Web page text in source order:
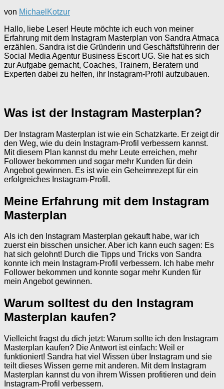
von MichaelKotzur
Hallo, liebe Leser! Heute möchte ich euch von meiner
Erfahrung mit dem Instagram Masterplan von Sandra Atmaca
erzählen. Sandra ist die Gründerin und Geschäftsführerin der
Social Media Agentur Business Escort UG. Sie hat es sich
zur Aufgabe gemacht, Coaches, Trainern, Beratern und
Experten dabei zu helfen, ihr Instagram-Profil aufzubauen.
Was ist der Instagram Masterplan?
Der Instagram Masterplan ist wie ein Schatzkarte. Er zeigt dir
den Weg, wie du dein Instagram-Profil verbessern kannst.
Mit diesem Plan kannst du mehr Leute erreichen, mehr
Follower bekommen und sogar mehr Kunden für dein
Angebot gewinnen. Es ist wie ein Geheimrezept für ein
erfolgreiches Instagram-Profil.
Meine Erfahrung mit dem Instagram
Masterplan
Als ich den Instagram Masterplan gekauft habe, war ich
zuerst ein bisschen unsicher. Aber ich kann euch sagen: Es
hat sich gelohnt! Durch die Tipps und Tricks von Sandra
konnte ich mein Instagram-Profil verbessern. Ich habe mehr
Follower bekommen und konnte sogar mehr Kunden für
mein Angebot gewinnen.
Warum solltest du den Instagram
Masterplan kaufen?
Vielleicht fragst du dich jetzt: Warum sollte ich den Instagram
Masterplan kaufen? Die Antwort ist einfach: Weil er
funktioniert! Sandra hat viel Wissen über Instagram und sie
teilt dieses Wissen gerne mit anderen. Mit dem Instagram
Masterplan kannst du von ihrem Wissen profitieren und dein
Instagram-Profil verbessern.